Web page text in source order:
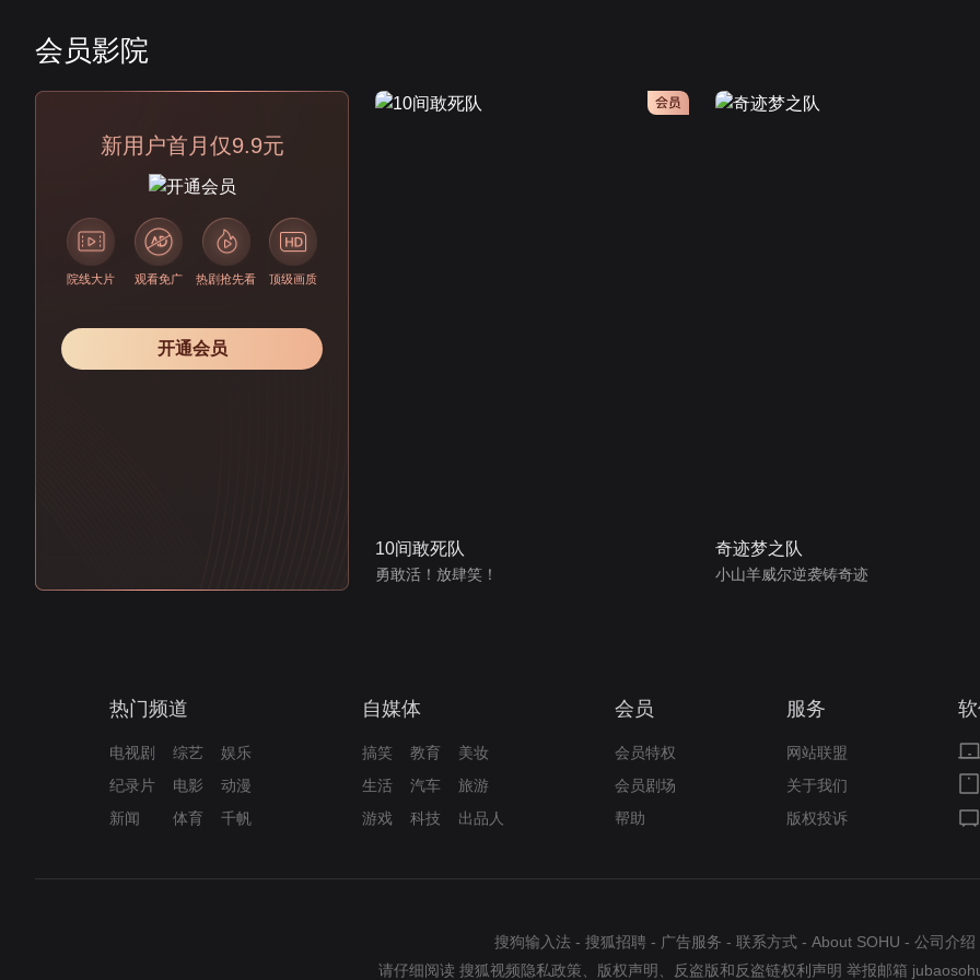
会员影院
新用户首月仅9.9元
院线大片 观看免广 热剧抢先看 顶级画质
开通会员
会员
10间敢死队
勇敢活！放肆笑！
奇迹梦之队
小山羊威尔逆袭铸奇迹
热门频道
电视剧 综艺
娱乐
纪录片
电影
动漫
新闻
体育 千帆
自媒体
搞笑 教育
美妆
生活
汽车
旅游
游戏
科技 出品人
会员
会员特权
会员剧场
帮助
服务
网站联盟
关于我们
版权投诉
搜狗输入法 - 搜狐招聘 - 广告服务 - 联系方式 - About SOHU - 公司介绍
请仔细阅读 搜狐视频隐私政策、 版权声明 、 反盗版和反盗链权利声明 举报邮箱